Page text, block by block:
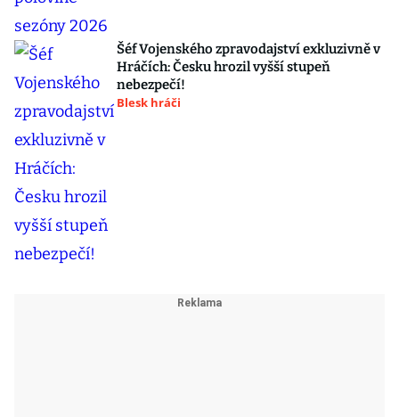
Šéf Vojenského zpravodajství exkluzivně v
Hráčích: Česku hrozil vyšší stupeň
nebezpečí!
Blesk hráči